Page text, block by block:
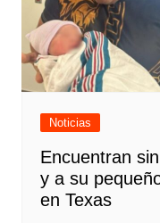
Noticias
Encuentran
y a su
en Texas